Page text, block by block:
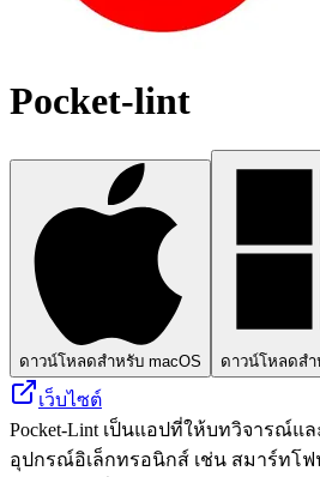
Pocket-lint
ดาวน์โหลดสำหรับ macOS ดาวน์โหลดสำ
เว็บไซต์
Pocket-Lint เป็นแอปที่ให้บทวิจารณ์แ
อุปกรณ์อิเล็กทรอนิกส์ เช่น สมาร์ทโฟ